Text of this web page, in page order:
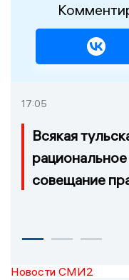
17:05
Всякая
совещание
Новости СМИ2